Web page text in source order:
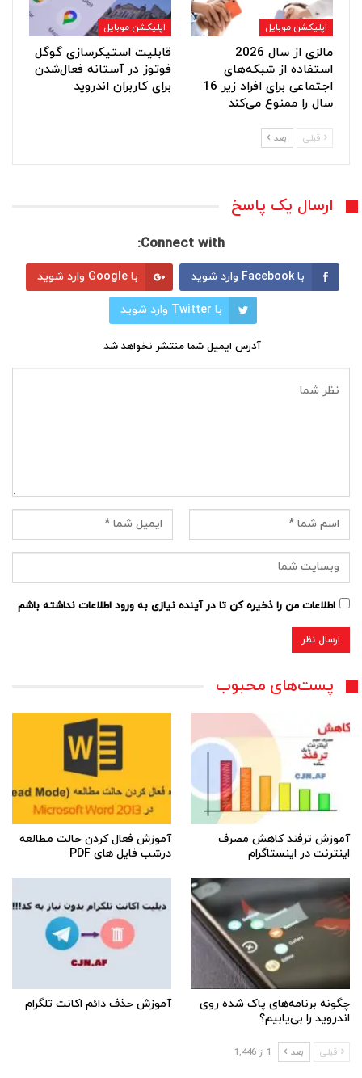
اپلیکشن موبایل
مالزی از سال 2026
استفاده از شبکه‌های
اجتماعی برای افراد زیر 16
سال را ممنوع می‌کند
اپلیکشن موبایل
قابلیت استیکرسازی گوگل
فوتوز در آستانه فعال‌شدن
برای کاربران اندروید
قبلی بعد
ارسال یک پاسخ
Connect with:
با Facebook وارد شوید با Google وارد شوید
با Twitter وارد شوید
آدرس ایمیل شما منتشر نخواهد شد.
اطلاعات من را ذخیره کن تا در آینده نیازی به ورود اطلاعات نداشته باشم
پست‌های محبوب
آموزش ترفند کاهش مصرف
اینترنت در اینستاگرام
آموزش فعال کردن حالت مطالعه
درشب فایل های PDF
چگونه برنامه‌های پاک شده روی
اندروید را بی‌یابیم؟
آموزش حذف دائم اکانت تلگرام
قبلی بعد 1 از 1,446